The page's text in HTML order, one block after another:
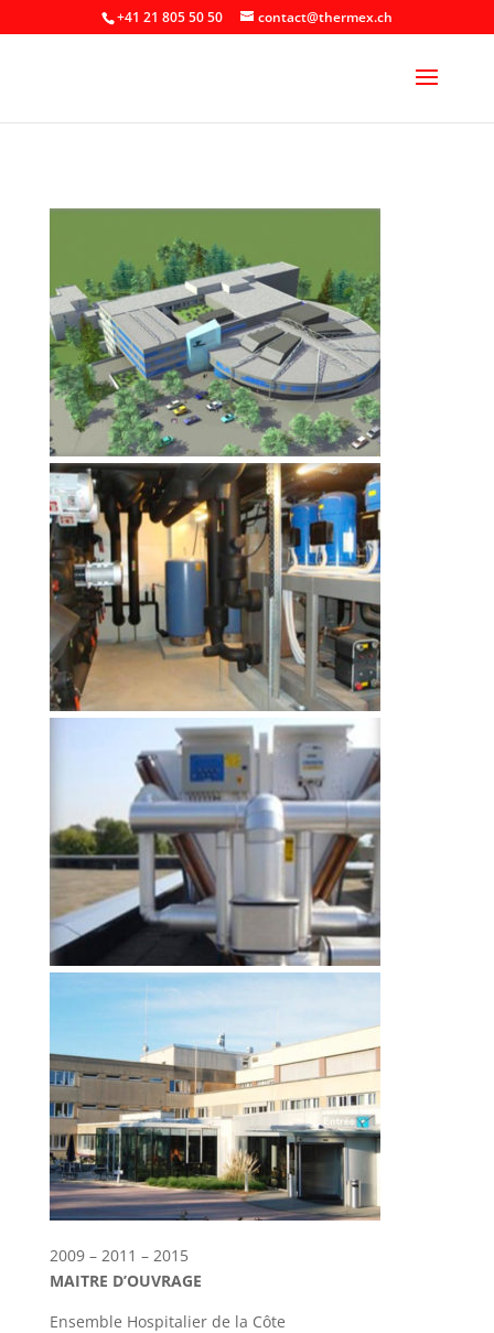
+41 21 805 50 50 contact@thermex.ch
2009 – 2011 – 2015
MAITRE D’OUVRAGE
Ensemble Hospitalier de la Côte